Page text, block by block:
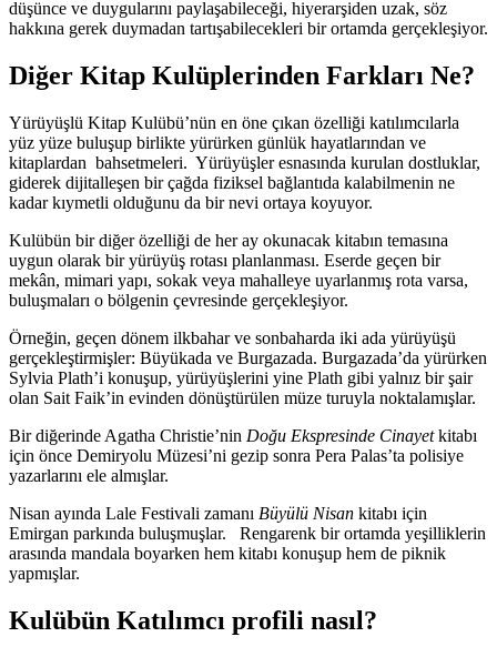
düşünce ve duygularını paylaşabileceği, hiyerarşiden uzak, söz
hakkına gerek duymadan tartışabilecekleri bir ortamda gerçekleşiyor.
Diğer Kitap Kulüplerinden Farkları Ne?
Yürüyüşlü Kitap Kulübü’nün en öne çıkan özelliği katılımcılarla
yüz yüze buluşup birlikte yürürken günlük hayatlarından ve
kitaplardan bahsetmeleri. Yürüyüşler esnasında kurulan dostluklar,
giderek dijitalleşen bir çağda fiziksel bağlantıda kalabilmenin ne
kadar kıymetli olduğunu da bir nevi ortaya koyuyor.
Kulübün bir diğer özelliği de her ay okunacak kitabın temasına
uygun olarak bir yürüyüş rotası planlanması. Eserde geçen bir
mekân, mimari yapı, sokak veya mahalleye uyarlanmış rota varsa,
buluşmaları o bölgenin çevresinde gerçekleşiyor.
Örneğin, geçen dönem ilkbahar ve sonbaharda iki ada yürüyüşü
gerçekleştirmişler: Büyükada ve Burgazada. Burgazada’da yürürken
Sylvia Plath’i konuşup, yürüyüşlerini yine Plath gibi yalnız bir şair
olan Sait Faik’in evinden dönüştürülen müze turuyla noktalamışlar.
Bir diğerinde Agatha Christie’nin Doğu Ekspresinde Cinayetkitabı
için önce Demiryolu Müzesi’ni gezip sonra Pera Palas’ta polisiye
yazarlarını ele almışlar.
Nisan ayında Lale Festivali zamanı Büyülü Nisan kitabı için
Emirgan parkında buluşmuşlar. Rengarenk bir ortamda yeşilliklerin
arasında mandala boyarken hem kitabı konuşup hem de piknik
yapmışlar.
Kulübün Katılımcı profili nasıl?